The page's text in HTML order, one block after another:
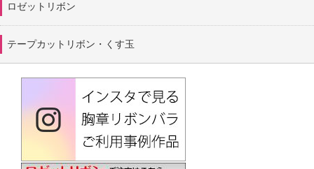
ロゼットリボン
テープカットリボン・くす玉